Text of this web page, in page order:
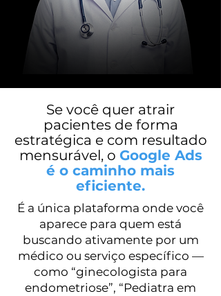
Se você quer atrair
pacientes de forma
estratégica e com resultado
mensurável, o Google Ads
é o caminho mais
eficiente.
É a única plataforma onde você
aparece para quem está
buscando ativamente por um
médico ou serviço específico —
como “ginecologista para
endometriose”, “Pediatra em